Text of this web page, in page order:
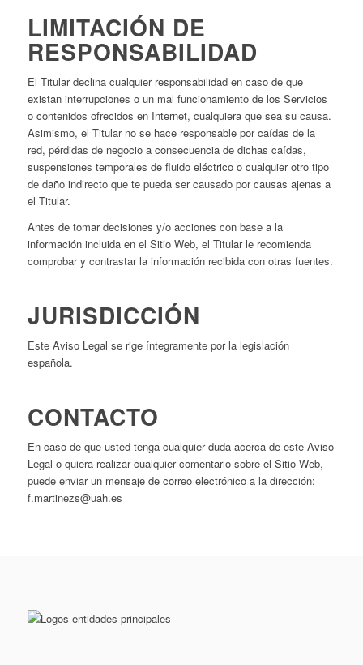
LIMITACIÓN DE
RESPONSABILIDAD
El Titular declina cualquier responsabilidad en caso de que
existan interrupciones o un mal funcionamiento de los Servicios
o contenidos ofrecidos en Internet, cualquiera que sea su causa.
Asimismo, el Titular no se hace responsable por caídas de la
red, pérdidas de negocio a consecuencia de dichas caídas,
suspensiones temporales de fluido eléctrico o cualquier otro tipo
de daño indirecto que te pueda ser causado por causas ajenas a
el Titular.
Antes de tomar decisiones y/o acciones con base a la
información incluida en el Sitio Web, el Titular le recomienda
comprobar y contrastar la información recibida con otras fuentes.
JURISDICCIÓN
Este Aviso Legal se rige íntegramente por la legislación
española.
CONTACTO
En caso de que usted tenga cualquier duda acerca de este Aviso
Legal o quiera realizar cualquier comentario sobre el Sitio Web,
puede enviar un mensaje de correo electrónico a la dirección:
f.martinezs@uah.es